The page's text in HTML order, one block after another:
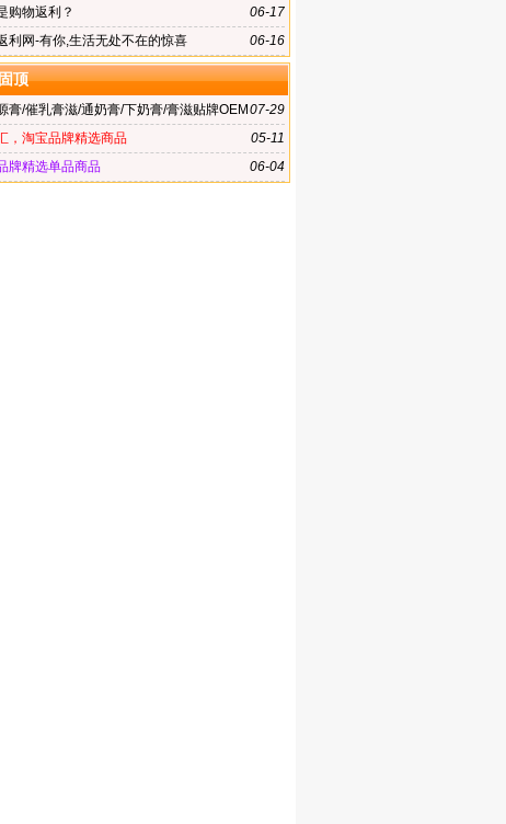
06-17
购物返利？
06-16
利网-有你,生活无处不在的惊喜
顶
07-29
膏/催乳膏滋/通奶膏/下奶膏/膏滋贴牌OEM
选华源晨泰
05-11
，淘宝品牌精选商品
06-04
牌精选单品商品